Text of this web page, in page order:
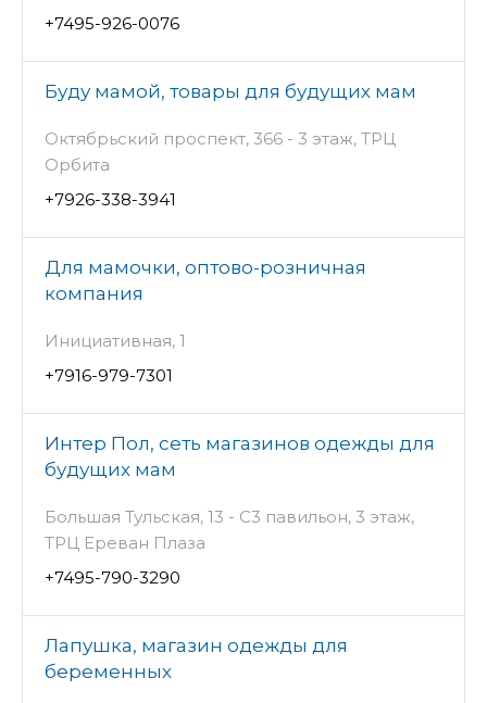
+7495-926-0076
Буду мамой, товары для будущих мам
Октябрьский проспект, 366 - 3 этаж, ТРЦ
Орбита
+7926-338-3941
Для мамочки, оптово-розничная
компания
Инициативная, 1
+7916-979-7301
Интер Пол, сеть магазинов одежды для
будущих мам
Большая Тульская, 13 - C3 павильон, 3 этаж,
ТРЦ Ереван Плаза
+7495-790-3290
Лапушка, магазин одежды для
беременных